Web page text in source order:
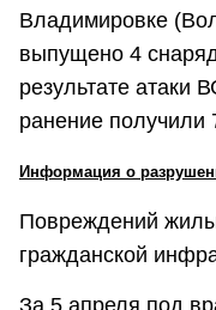
Владимировке
выпущено 4
результате атаки
ранение получили
Информация о
Повреждений
гражданской
За 5 апреля под